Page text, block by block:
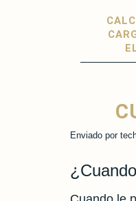
menu
Enviado por